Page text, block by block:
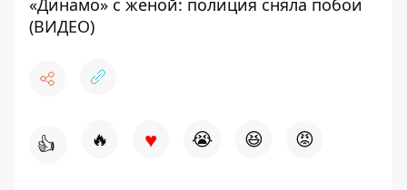
«Динамо» с женой: полиция сняла побои
(ВИДЕО)
👍 🔥 ♥ 😭 😆 😡